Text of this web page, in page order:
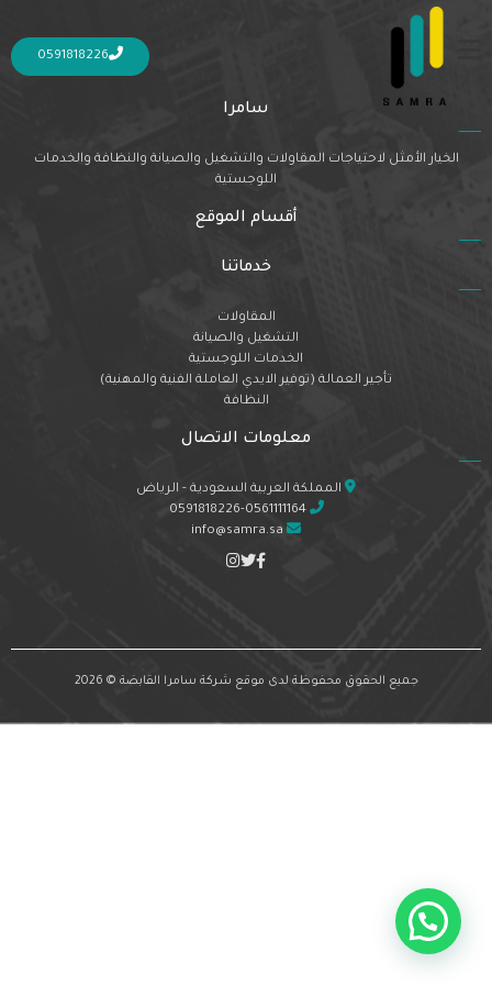
0591818226
Nothing Found
It seems we can’t find what you’re looking for. Perhaps searching can help.
سامرا
الخيار الأمثل لاحتياجات المقاولات والتشغيل والصيانة والنظافة والخدمات
اللوجستية
أقسام الموقع
خدماتنا
المقاولات
التشغيل والصيانة
الخدمات اللوجستية
تأجير العمالة (توفير الايدي العاملة الفنية والمهنية)
النظافة
معلومات الاتصال
المملكة العربية السعودية - الرياض
0591818226-0561111164
info@samra.sa
جميع الحقوق محفوظة لدى موقع شركة سامرا القابضة © 2026